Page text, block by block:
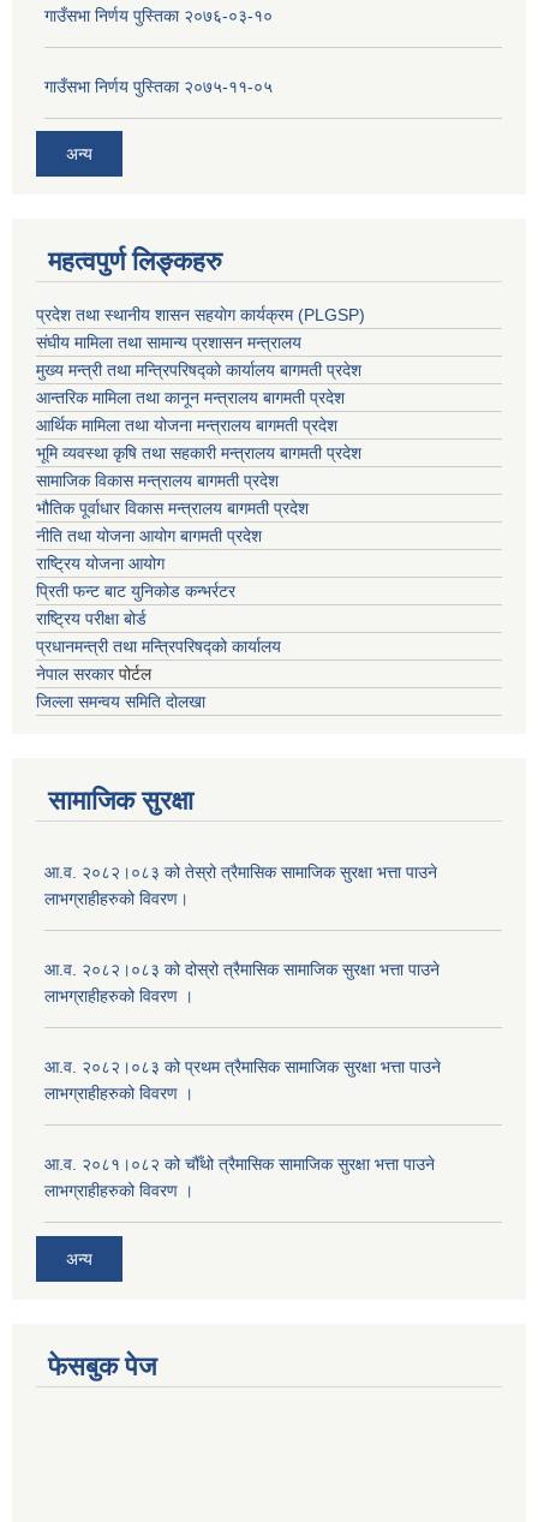
गाउँसभा निर्णय पुस्तिका २०७६-०३-१०
गाउँसभा निर्णय पुस्तिका २०७५-११-०५
अन्य
महत्वपुर्ण लिङ्कहरु
प्रदेश तथा स्थानीय शासन सहयाेग कार्यक्रम (PLGSP)
संघीय मामिला तथा सामान्य प्रशासन मन्त्रालय
मुख्य मन्त्री तथा मन्त्रिपरिषद्को कार्यालय बागमती प्रदेश
आन्तरिक मामिला तथा कानून मन्त्रालय बागमती प्रदेश
आर्थिक मामिला तथा योजना मन्त्रालय बागमती प्रदेश
भूमि व्यवस्था कृषि तथा सहकारी मन्त्रालय बागमती प्रदेश
सामाजिक विकास मन्त्रालय बागमती प्रदेश
भौतिक पूर्वाधार विकास मन्त्रालय बागमती प्रदेश
नीति तथा योजना आयोग बागमती प्रदेश
राष्ट्रिय योजना आयोग
प्रिती फन्ट बाट युनिकोड कन्भर्रटर
राष्ट्रिय परीक्षा बोर्ड
प्रधानमन्त्री तथा मन्त्रिपरिषद्को कार्यालय
नेपाल सरकारपोर्टल
जिल्ला समन्वय समिति दोलखा
सामाजिक सुरक्षा
आ.व. २०८२।०८३ को तेस्रो त्रैमासिक सामाजिक सुरक्षा भत्ता पाउने
लाभग्राहीहरुको विवरण।
आ.व. २०८२।०८३ को दोस्रो त्रैमासिक सामाजिक सुरक्षा भत्ता पाउने
लाभग्राहीहरुको विवरण ।
आ.व. २०८२।०८३ को प्रथम त्रैमासिक सामाजिक सुरक्षा भत्ता पाउने
लाभग्राहीहरुको विवरण ।
आ.व. २०८१।०८२ को चौँथो त्रैमासिक सामाजिक सुरक्षा भत्ता पाउने
लाभग्राहीहरुको विवरण ।
अन्य
फेसबुक पेज